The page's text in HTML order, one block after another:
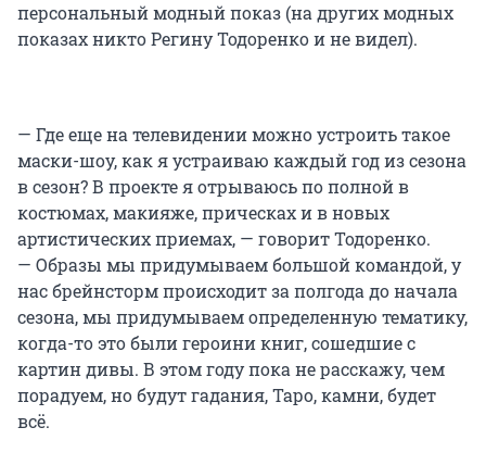
персональный модный показ (на других модных
показах никто Регину Тодоренко и не видел).
— Где еще на телевидении можно устроить такое
маски-шоу, как я устраиваю каждый год из сезона
в сезон? В проекте я отрываюсь по полной в
костюмах, макияже, прическах и в новых
артистических приемах, — говорит Тодоренко.
— Образы мы придумываем большой командой, у
нас брейнсторм происходит за полгода до начала
сезона, мы придумываем определенную тематику,
когда-то это были героини книг, сошедшие с
картин дивы. В этом году пока не расскажу, чем
порадуем, но будут гадания, Таро, камни, будет
всё.